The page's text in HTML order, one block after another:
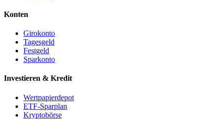
Konten
Girokonto
Tagesgeld
Festgeld
Sparkonto
Investieren & Kredit
Wertpapierdepot
ETF-Sparplan
Kryptobörse